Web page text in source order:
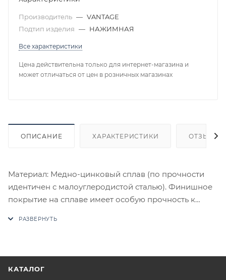
Производитель — VANTAGE
Подтип изделия — НАЖИМНАЯ
Все характеристики
Цена действительна только для интернет-магазина и
может отличаться от цен в розничных магазинах
ОПИСАНИЕ ХАРАКТЕРИСТИКИ ОТЗЫВЫ
Материал: Медно-цинковый сплав (по прочности
идентичен с малоуглеродистой сталью). Финишное
покрытие на сплаве имеет особую прочность к
КАТАЛОГ